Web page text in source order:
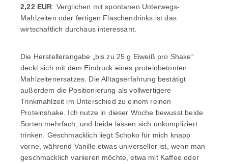
2,22 EUR . Verglichen mit spontanen Unterwegs-
Mahlzeiten oder fertigen Flaschendrinks ist das
wirtschaftlich durchaus interessant.
Die Herstellerangabe „bis zu 25 g Eiweiß pro Shake“
deckt sich mit dem Eindruck eines proteinbetonten
Mahlzeitenersatzes. Die Alltagserfahrung bestätigt
außerdem die Positionierung als vollwertigere
Trinkmahlzeit im Unterschied zu einem reinen
Proteinshake. Ich nutze in dieser Woche bewusst beide
Sorten mehrfach, und beide lassen sich unkompliziert
trinken. Geschmacklich liegt Schoko für mich knapp
vorne, während Vanille etwas universeller ist, wenn man
geschmacklich variieren möchte, etwa mit Kaffee oder